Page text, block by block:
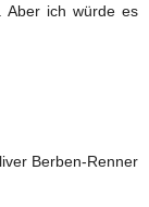
Aber ich würde es
Berben-Renner